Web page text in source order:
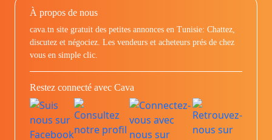
À propos de nous
cava.tn site gratuit des petites annonces en Tunisie: Chattez,
discutez et négociez. Les vendeurs et acheteurs prés de chez
vous en simple clic.
Restez connecté avec Cava